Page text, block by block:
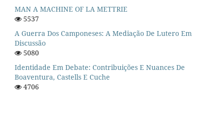
MAN A MACHINE OF LA METTRIE
5537
A Guerra Dos Camponeses: A Mediação De Lutero Em
Discussão
5080
Identidade Em Debate: Contribuições E Nuances De
Boaventura, Castells E Cuche
4706